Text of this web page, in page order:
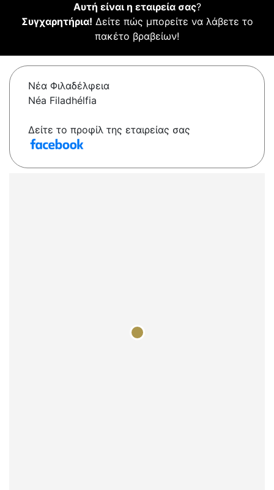
Αυτή είναι η εταιρεία σας?
Συγχαρητήρια! Δείτε πώς μπορείτε να λάβετε το
πακέτο βραβείων!
Νέα Φιλαδέλφεια
Néa Filadhélfia
Δείτε το προφίλ της εταιρείας σας